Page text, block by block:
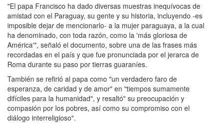
"El papa Francisco ha dado diversas muestras inequívocas de
amistad con el Paraguay, su gente y su historia, incluyendo -es
imposible dejar de mencionarlo- a la mujer paraguaya, a la cual
ha denominado, con toda razón, como la 'más gloriosa de
América'", señaló el documento, sobre una de las frases más
recordadas en el país y que fue pronunciada por el jerarca de
Roma durante su paso por tierras guaraníes.
También se refirió al papa como "un verdadero faro de
esperanza, de caridad y de amor" en "tiempos sumamente
difíciles para la humanidad", y resaltó" su preocupación y
compasión por los pobres, así como su compromiso con el
diálogo interreligioso".